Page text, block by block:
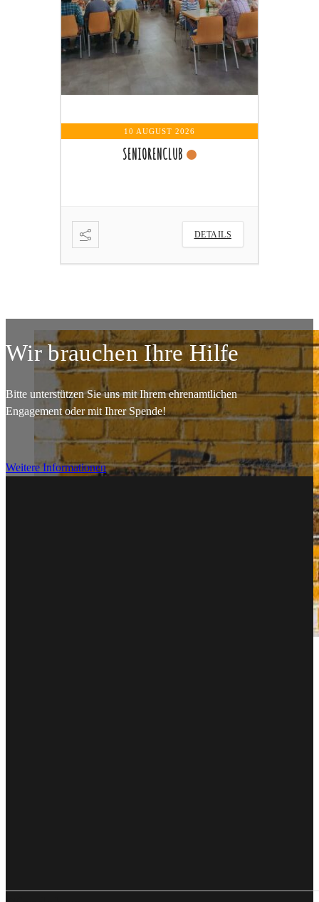
10 AUGUST 2026
SENIORENCLUB
Wir brauchen Ihre Hilfe
Bitte unterstützen Sie uns mit Ihrem ehrenamtlichen
Engagement oder mit Ihrer Spende!
Weitere Informationen